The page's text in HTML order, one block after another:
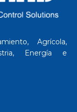
Agrícola,
Energía e